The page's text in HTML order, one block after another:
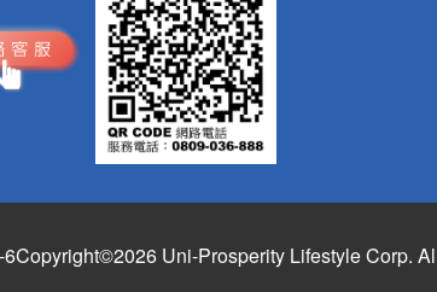
6Copyright©2026 Uni-Prosperity Lifestyle Corp.